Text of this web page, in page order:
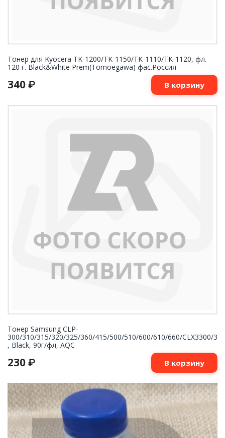
Тонер для Kyocera TK-1200/TK-1150/TK-1110/TK-1120, фл.
120 г. Black&White Prem(Tomoegawa) фас.Россия
340 ₽ В корзину
Тонер Samsung CLP-
300/310/315/320/325/360/415/500/510/600/610/660/CLX3300/3
, Black, 90г/фл, AQC
230 ₽ В корзину